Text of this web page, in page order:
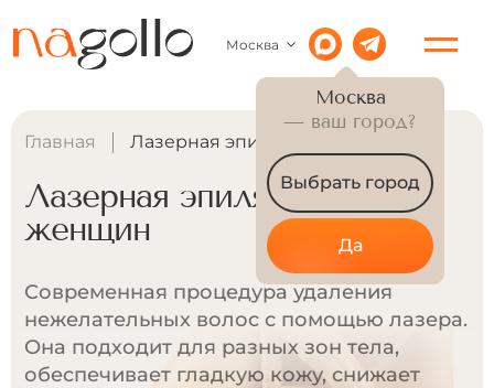
Москва
Москва
— ваш город?
Выбрать город
Да
Главная Лазерная эпиляция для женщин
Лазерная эпиляция для
женщин
Современная процедура удаления
нежелательных волос с помощью лазера.
Она подходит для разных зон тела,
обеспечивает гладкую кожу, снижает